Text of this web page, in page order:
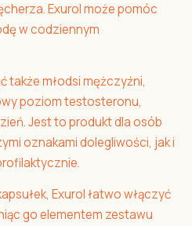
Exurol może pomóc
w codziennym
także młodsi mężczyźni,
poziom testosteronu,
Jest to produkt dla osób
oznakami dolegliwości, jak i
Exurol łatwo włączyć
go elementem zestawu